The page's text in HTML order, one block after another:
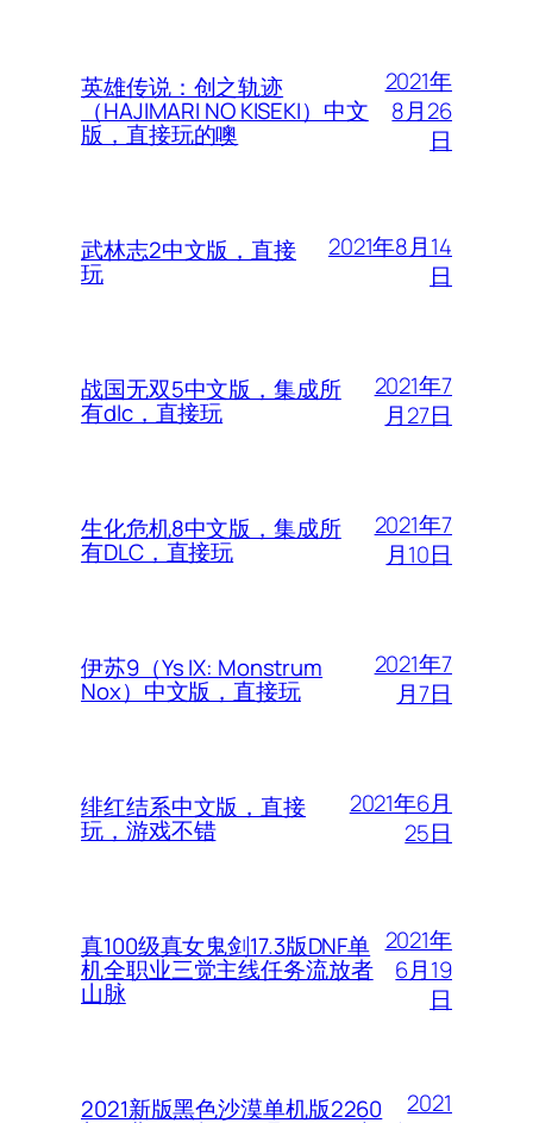
英雄传说：创之轨迹
（HAJIMARI NO KISEKI）中文
版，直接玩的噢
2021年
8月26
日
武林志2中文版，直接
玩
2021年8月14
日
战国无双5中文版，集成所
有dlc，直接玩
2021年7
月27日
生化危机8中文版，集成所
有DLC，直接玩
2021年7
月10日
伊苏9（Ys IX: Monstrum
Nox）中文版，直接玩
2021年7
月7日
绯红结系中文版，直接
玩，游戏不错
2021年6月
25日
真100级真女鬼剑17.3版DNF单
机全职业三觉主线任务流放者
山脉
2021年
6月19
日
2021新版黑色沙漠单机版2260
2021